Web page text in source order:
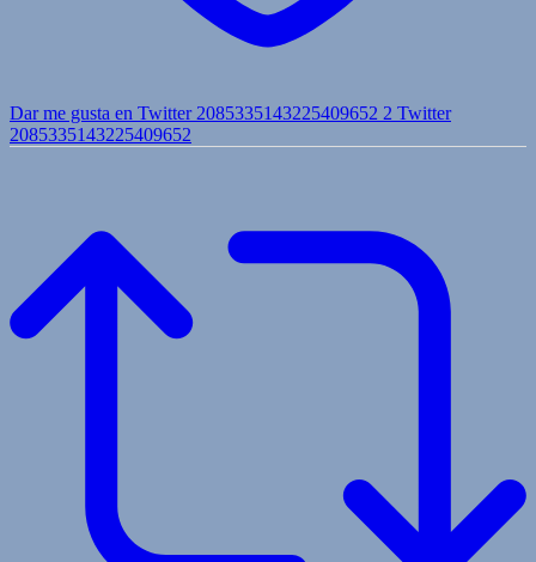
Dar me gusta en Twitter 2085335143225409652 2 Twitter
2085335143225409652